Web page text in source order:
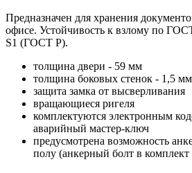
Предназначен для хранения
офисе. Устойчивость к взлому по
S1 (ГОСТ Р).
толщина двери - 59 мм
толщина боковых стенок - 1,5 мм
защита замка от высверливания
вращающиеся ригеля
комплектуются электронным
аварийный мастер-ключ
предусмотрена возможность
полу (анкерный болт в комплект